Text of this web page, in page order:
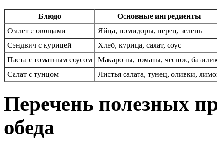
Блюдо
Основные ингредиенты
Омлет с овощами
Яйца, помидоры, перец, зелень
Сэндвич с курицей
Хлеб, курица, салат, соус
Паста с томатным соусом
Макароны, томаты, чеснок,
Салат с тунцом
Листья салата, тунец, оливки,
Перечень полезных
обеда